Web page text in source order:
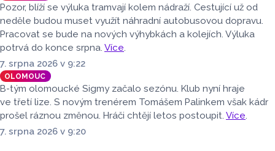
Pozor, blíží se výluka tramvají kolem nádraží. Cestující už od
neděle budou muset využít náhradní autobusovou dopravu.
Pracovat se bude na nových výhybkách a kolejích. Výluka
potrvá do konce srpna. Více.
7. srpna 2026 v 9:22
OLOMOUC
B-tým olomoucké Sigmy začalo sezónu. Klub nyní hraje
ve třetí lize. S novým trenérem Tomášem Palinkem však kádr
prošel ráznou změnou. Hráči chtějí letos postoupit. Více.
7. srpna 2026 v 9:20